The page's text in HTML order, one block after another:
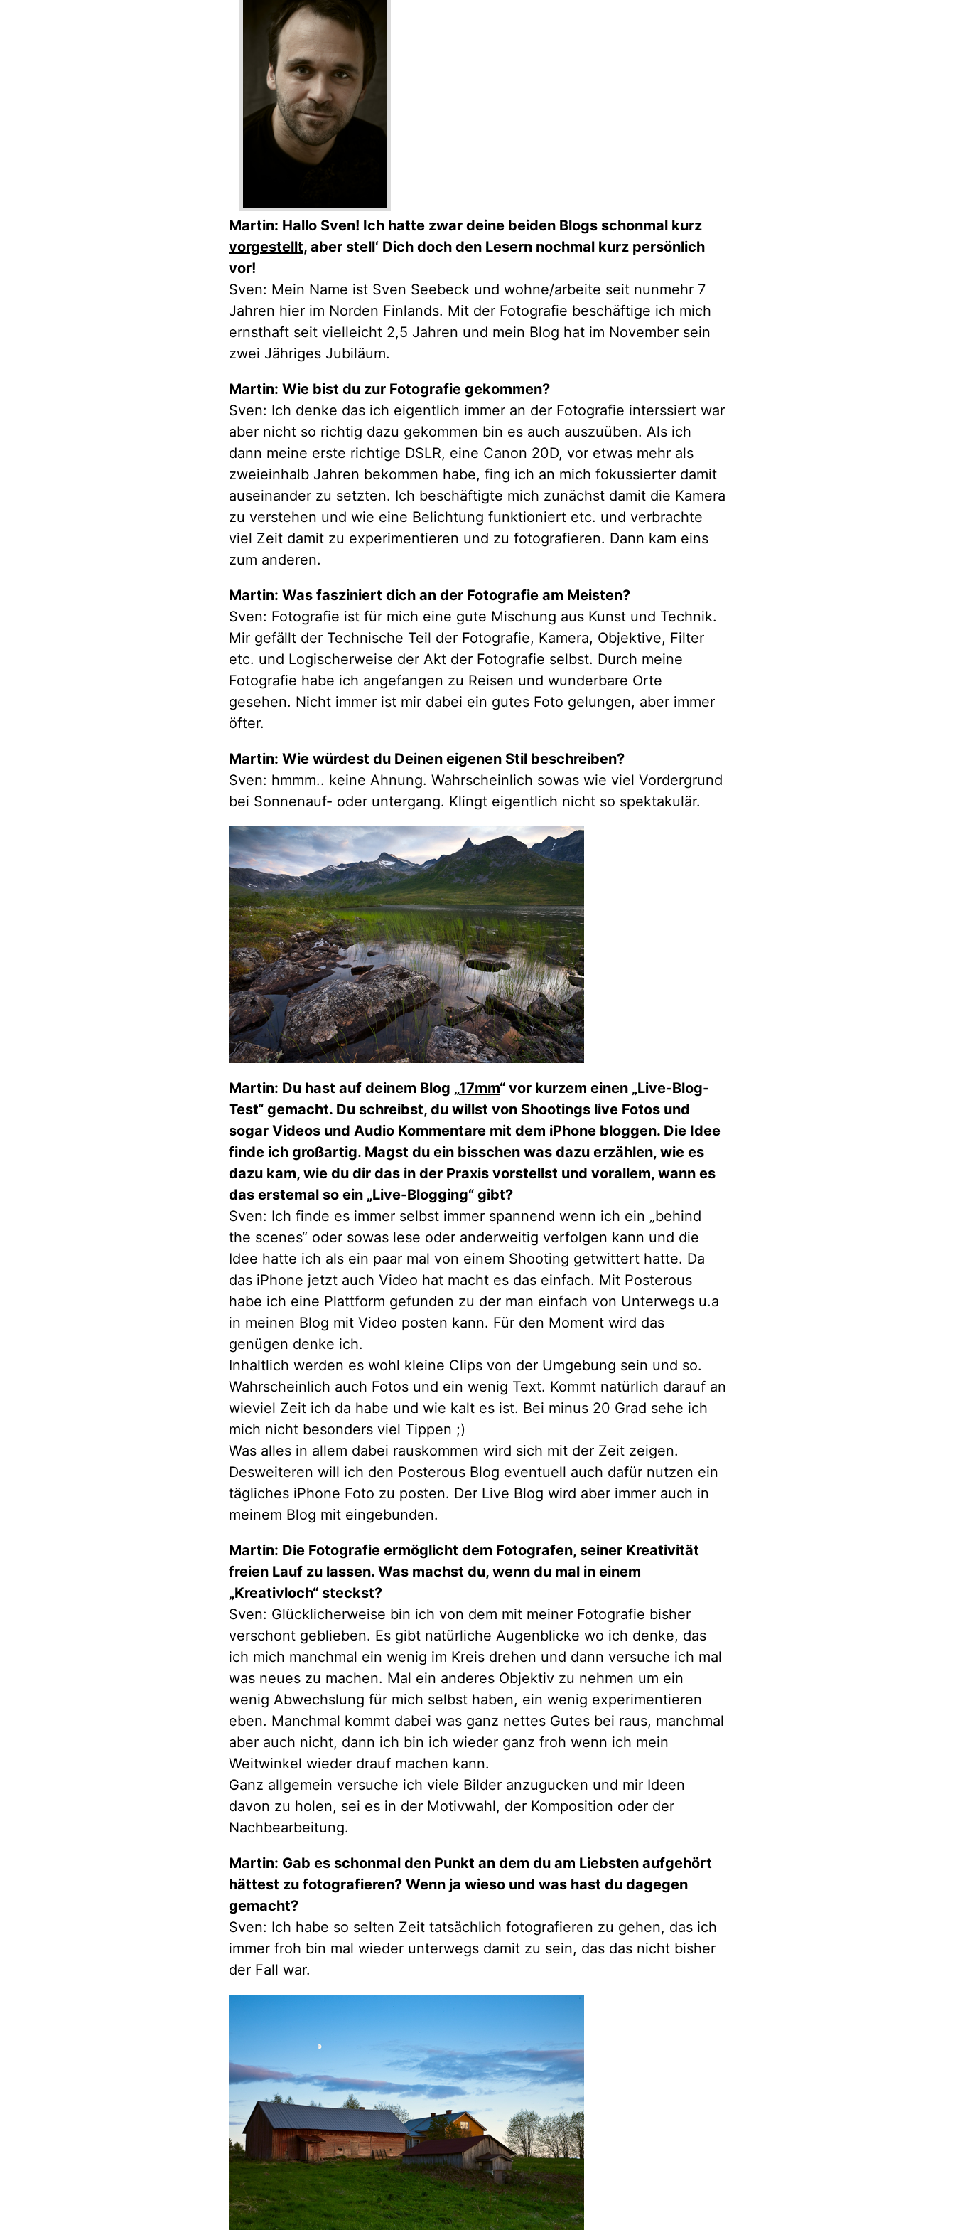
Martin: Hallo Sven! Ich hatte zwar deine beiden Blogs schonmal kurz
vorgestellt, aber stell‘ Dich doch den Lesern nochmal kurz persönlich
vor!
Sven: Mein Name ist Sven Seebeck und wohne/arbeite seit nunmehr 7
Jahren hier im Norden Finlands. Mit der Fotografie beschäftige ich mich
ernsthaft seit vielleicht 2,5 Jahren und mein Blog hat im November sein
zwei Jähriges Jubiläum.
Martin: Wie bist du zur Fotografie gekommen?
Sven: Ich denke das ich eigentlich immer an der Fotografie interssiert war
aber nicht so richtig dazu gekommen bin es auch auszuüben. Als ich
dann meine erste richtige DSLR, eine Canon 20D, vor etwas mehr als
zweieinhalb Jahren bekommen habe, fing ich an mich fokussierter damit
auseinander zu setzten. Ich beschäftigte mich zunächst damit die Kamera
zu verstehen und wie eine Belichtung funktioniert etc. und verbrachte
viel Zeit damit zu experimentieren und zu fotografieren. Dann kam eins
zum anderen.
Martin: Was fasziniert dich an der Fotografie am Meisten?
Sven: Fotografie ist für mich eine gute Mischung aus Kunst und Technik.
Mir gefällt der Technische Teil der Fotografie, Kamera, Objektive, Filter
etc. und Logischerweise der Akt der Fotografie selbst. Durch meine
Fotografie habe ich angefangen zu Reisen und wunderbare Orte
gesehen. Nicht immer ist mir dabei ein gutes Foto gelungen, aber immer
öfter.
Martin: Wie würdest du Deinen eigenen Stil beschreiben?
Sven: hmmm.. keine Ahnung. Wahrscheinlich sowas wie viel Vordergrund
bei Sonnenauf- oder untergang. Klingt eigentlich nicht so spektakulär.
Martin: Du hast auf deinem Blog „17mm“ vor kurzem einen „Live-Blog-
Test“ gemacht. Du schreibst, du willst von Shootings live Fotos und
sogar Videos und Audio Kommentare mit dem iPhone bloggen. Die Idee
finde ich großartig. Magst du ein bisschen was dazu erzählen, wie es
dazu kam, wie du dir das in der Praxis vorstellst und vorallem, wann es
das erstemal so ein „Live-Blogging“ gibt?
Sven: Ich finde es immer selbst immer spannend wenn ich ein „behind
the scenes“ oder sowas lese oder anderweitig verfolgen kann und die
Idee hatte ich als ein paar mal von einem Shooting getwittert hatte. Da
das iPhone jetzt auch Video hat macht es das einfach. Mit Posterous
habe ich eine Plattform gefunden zu der man einfach von Unterwegs u.a
in meinen Blog mit Video posten kann. Für den Moment wird das
genügen denke ich.
Inhaltlich werden es wohl kleine Clips von der Umgebung sein und so.
Wahrscheinlich auch Fotos und ein wenig Text. Kommt natürlich darauf an
wieviel Zeit ich da habe und wie kalt es ist. Bei minus 20 Grad sehe ich
mich nicht besonders viel Tippen ;)
Was alles in allem dabei rauskommen wird sich mit der Zeit zeigen.
Desweiteren will ich den Posterous Blog eventuell auch dafür nutzen ein
tägliches iPhone Foto zu posten. Der Live Blog wird aber immer auch in
meinem Blog mit eingebunden.
Martin: Die Fotografie ermöglicht dem Fotografen, seiner Kreativität
freien Lauf zu lassen. Was machst du, wenn du mal in einem
„Kreativloch“ steckst?
Sven: Glücklicherweise bin ich von dem mit meiner Fotografie bisher
verschont geblieben. Es gibt natürliche Augenblicke wo ich denke, das
ich mich manchmal ein wenig im Kreis drehen und dann versuche ich mal
was neues zu machen. Mal ein anderes Objektiv zu nehmen um ein
wenig Abwechslung für mich selbst haben, ein wenig experimentieren
eben. Manchmal kommt dabei was ganz nettes Gutes bei raus, manchmal
aber auch nicht, dann ich bin ich wieder ganz froh wenn ich mein
Weitwinkel wieder drauf machen kann.
Ganz allgemein versuche ich viele Bilder anzugucken und mir Ideen
davon zu holen, sei es in der Motivwahl, der Komposition oder der
Nachbearbeitung.
Martin: Gab es schonmal den Punkt an dem du am Liebsten aufgehört
hättest zu fotografieren? Wenn ja wieso und was hast du dagegen
gemacht?
Sven: Ich habe so selten Zeit tatsächlich fotografieren zu gehen, das ich
immer froh bin mal wieder unterwegs damit zu sein, das das nicht bisher
der Fall war.